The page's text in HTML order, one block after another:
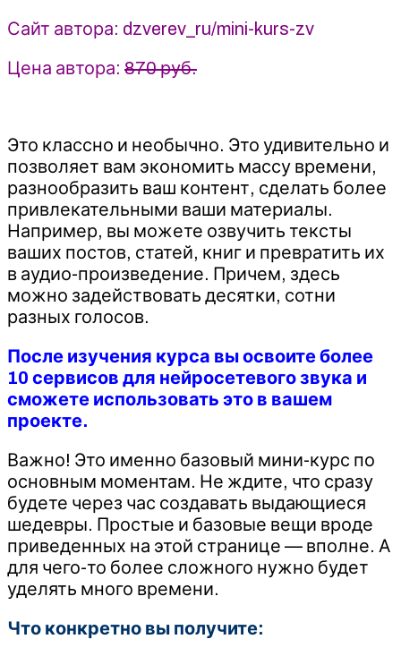
Сайт автора: dzverev_ru/mini-kurs-zv
Цена автора: 870 руб.
Это классно и необычно. Это удивительно и
позволяет вам экономить массу времени,
разнообразить ваш контент, сделать более
привлекательными ваши материалы.
Например, вы можете озвучить тексты
ваших постов, статей, книг и превратить их
в аудио-произведение. Причем, здесь
можно задействовать десятки, сотни
разных голосов.
После изучения курса вы освоите более
10 сервисов для нейросетевого звука и
сможете использовать это в вашем
проекте.
Важно! Это именно базовый мини-курс по
основным моментам. Не ждите, что сразу
будете через час создавать выдающиеся
шедевры. Простые и базовые вещи вроде
приведенных на этой странице — вполне. А
для чего-то более сложного нужно будет
уделять много времени.
Что конкретно вы получите: